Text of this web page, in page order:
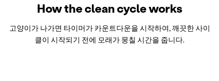
How the clean cycle works
고양이가 나가면 타이머가 카운트다운을 시작하여, 깨끗한 사이
클이 시작되기 전에 모래가 뭉칠 시간을 줍니다.